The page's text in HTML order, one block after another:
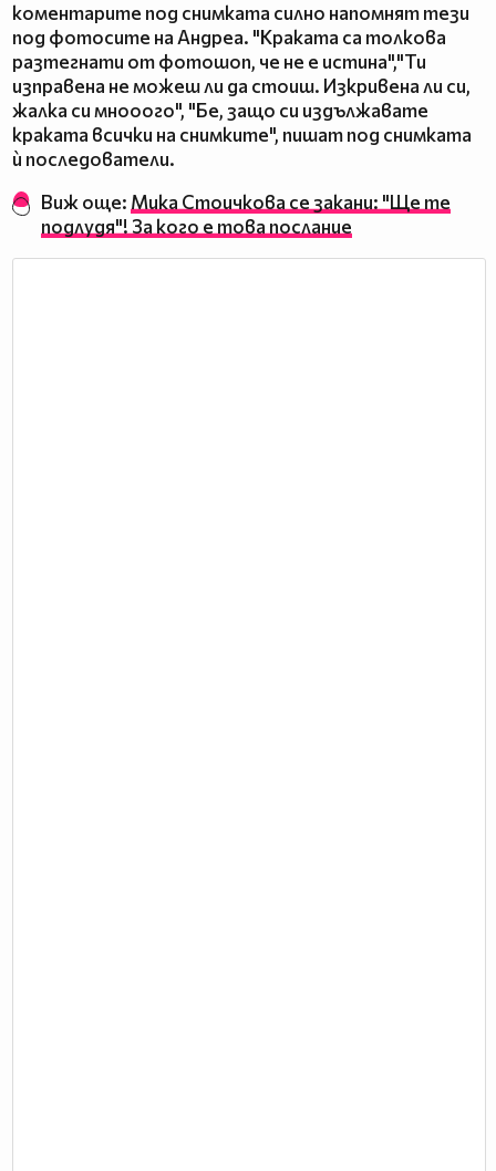
коментарите под снимката силно напомнят тези
под фотосите на Андреа. "Краката са толкова
разтегнати от фотошоп, че не е истина","Ти
изправена не можеш ли да стоиш. Изкривена ли си,
жалка си мнооого", "Бе, защо си издължавате
краката всички на снимките", пишат под снимката
ѝ последователи.
Виж още: Мика Стоичкова се закани: "Ще те
подлудя"! За кого е това послание